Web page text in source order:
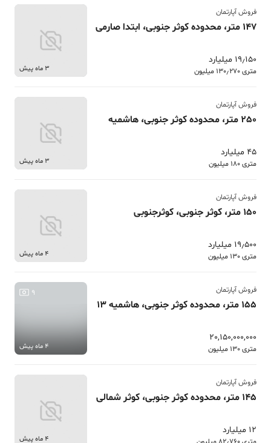
فروش آپارتمان
147 متر، محدوده کوثر جنوبی، ابتدا صارمی
19٫150 میلیارد
متری 130٫270 میلیون 3 ماه پیش
فروش آپارتمان
250 متر، محدوده کوثر جنوبی، هاشمیه
45 میلیارد
متری 180 میلیون 3 ماه پیش
فروش آپارتمان
150 متر، کوثر جنوبی، کوثرجنوبی
19٫500 میلیارد
متری 130 میلیون 4 ماه پیش
فروش آپارتمان
155 متر، محدوده کوثر جنوبی، هاشمیه 13
20,150,000,000
متری 130 میلیون
9
4 ماه پیش
فروش آپارتمان
145 متر، محدوده کوثر جنوبی، کوثر شمالی
12 میلیارد
4 ماه پیش